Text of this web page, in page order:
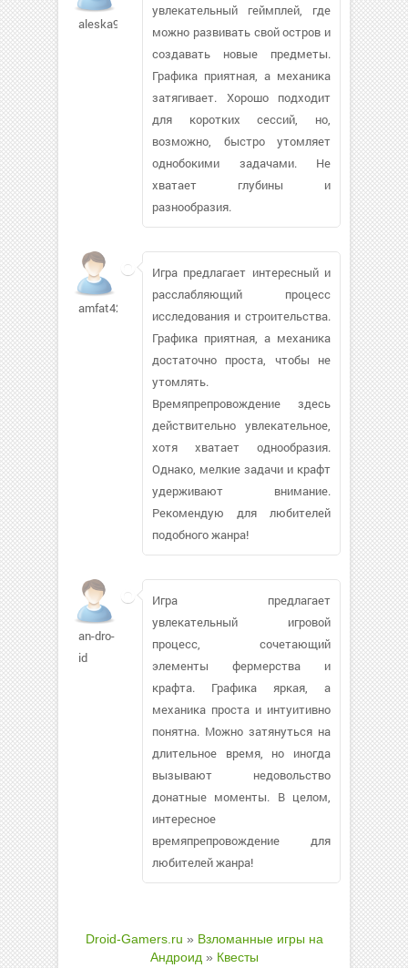
aleska93
увлекательный геймплей, где
можно развивать свой остров и
создавать новые предметы.
Графика приятная, а механика
затягивает. Хорошо подходит
для коротких сессий, но,
возможно, быстро утомляет
однобокими задачами. Не
хватает глубины и
разнообразия.
amfat42792
Игра предлагает интересный и
расслабляющий процесс
исследования и строительства.
Графика приятная, а механика
достаточно проста, чтобы не
утомлять.
Времяпрепровождение здесь
действительно увлекательное,
хотя хватает однообразия.
Однако, мелкие задачи и крафт
удерживают внимание.
Рекомендую для любителей
подобного жанра!
an-dro-
id
Игра предлагает
увлекательный игровой
процесс, сочетающий
элементы фермерства и
крафта. Графика яркая, а
механика проста и интуитивно
понятна. Можно затянуться на
длительное время, но иногда
вызывают недовольство
донатные моменты. В целом,
интересное
времяпрепровождение для
любителей жанра!
Droid-Gamers.ru » Взломанные игры на
Андроид » Квесты